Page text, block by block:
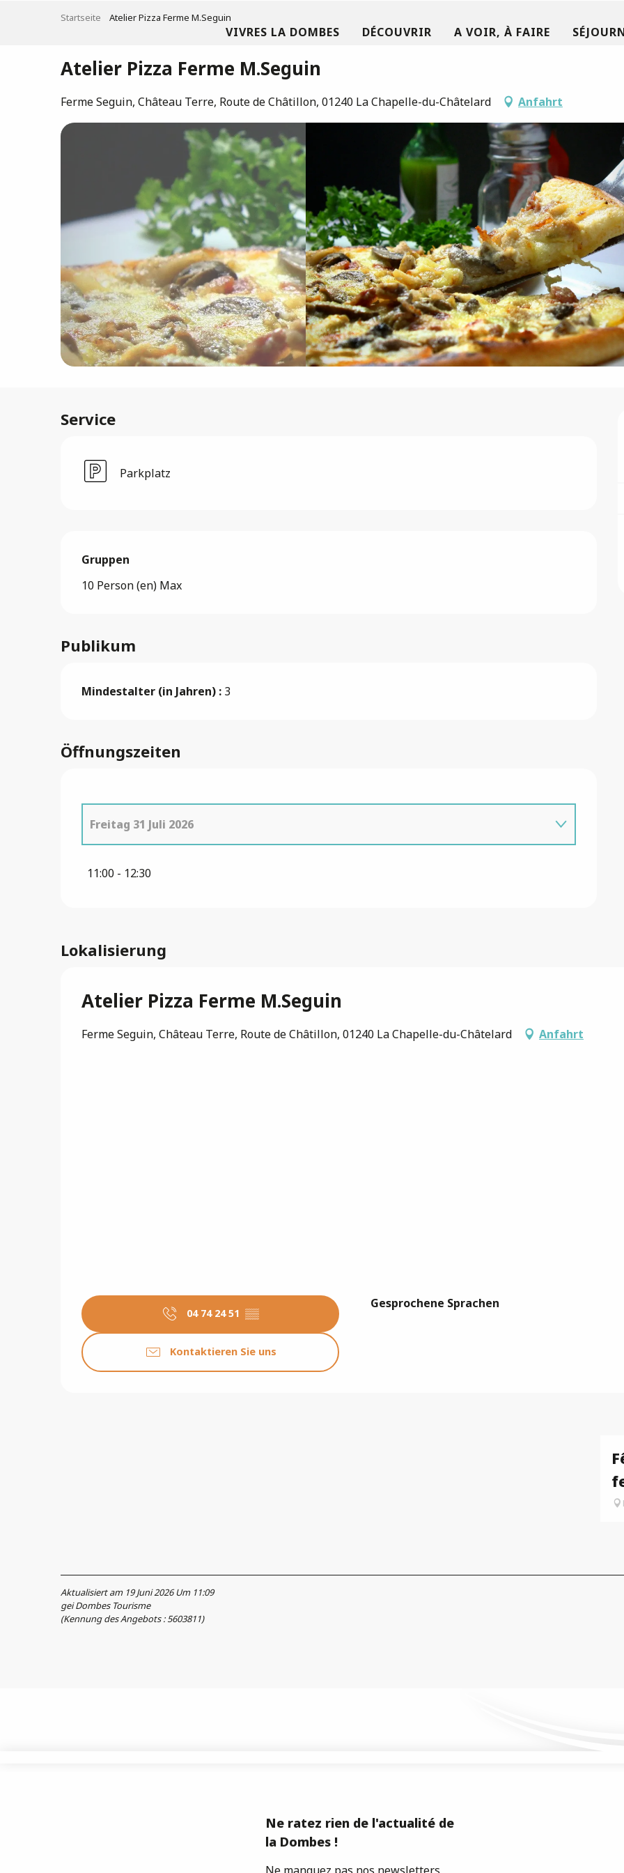
VIVRES LA DOMBES DÉCOUVRIR A VOIR, À FAIRE
Startseite Atelier Pizza Ferme M.Seguin
Atelier Pizza Ferme M.Seguin
Ferme Seguin, Château Terre, Route de Châtillon, 01240 La Chapelle-du-Châtelard Anfahrt
Service
Parkplatz
Gruppen
Gruppen
10 Person (en) Max
Publikum
Mindestalter (in Jahren) : 3
Öffnungszeiten
Freitag 31 Juli 2026
11:00 - 12:30
Lokalisierung
Atelier Pizza Ferme M.Seguin
Ferme Seguin, Château Terre, Route de Châtillon, 01240 La Chapelle-du-Châtelard Anfahrt
04 74 24 51 ▒▒
Kontaktieren Sie uns
Gesprochene Sprachen
Gesprochene Sprachen
Aktualisiert am 19 Juni 2026 Um 11:09
gei Dombes Tourisme
(Kennung des Angebots :5603811)
Ne ratez rien de l'actualité de
la Dombes !
Ne manquez pas nos newsletters